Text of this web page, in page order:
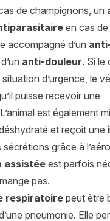
de champignons, un
en cas
accompagné d’un
anti-douleur. Si le
d’urgence, le
puisse recevoir une
est également
et reçoit une
grâce à
assistée est parfois
pas.
respiratoire peut être
pneumonie. Elle